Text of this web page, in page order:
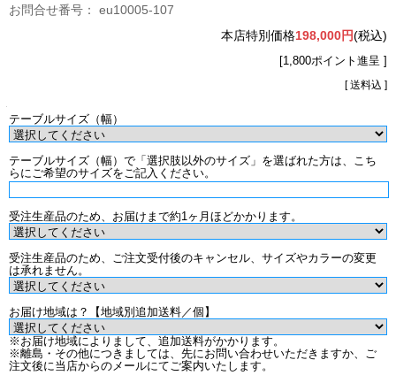
eu10005-107
本店特別価格198,000円(税込)
[1,800ポイント進呈 ]
[ 送料込 ]
テーブルサイズ（幅）
テーブルサイズ（幅）で「選択肢以外のサイズ」を選ばれた方は、こち
らにご希望のサイズをご記入ください。
受注生産品のため、お届けまで約1ヶ月ほどかかります。
受注生産品のため、ご注文受付後のキャンセル、サイズやカラーの変更
は承れません。
お届け地域は？【地域別追加送料／個】
※お届け地域によりまして、追加送料がかかります。
※離島・その他につきましては、先にお問い合わせいただきますか、ご
注文後に当店からのメールにてご案内いたします。